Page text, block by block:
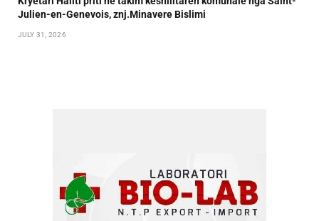
Julien-en-Genevois, znj.Minavere Bislimi
JULY 31, 2026